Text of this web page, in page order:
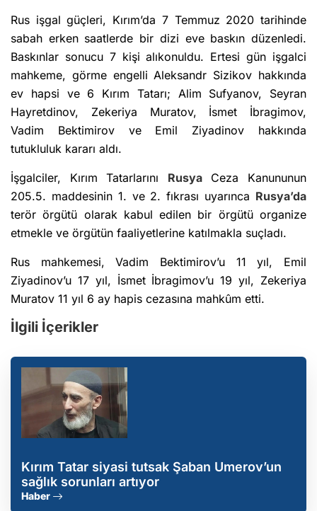
Rus işgal güçleri, Kırım’da 7 Temmuz 2020 tarihinde
sabah erken saatlerde bir dizi eve baskın düzenledi.
Baskınlar sonucu 7 kişi alıkonuldu. Ertesi gün işgalci
mahkeme, görme engelli Aleksandr Sizikov hakkında
ev hapsi ve 6 Kırım Tatarı; Alim Sufyanov, Seyran
Hayretdinov, Zekeriya Muratov, İsmet İbragimov,
Vadim Bektimirov ve Emil Ziyadinov hakkında
tutukluluk kararı aldı.
İşgalciler, Kırım Tatarlarını RusyaCeza Kanununun
205.5. maddesinin 1. ve 2. fıkrası uyarınca Rusya’da
terör örgütü olarak kabul edilen bir örgütü organize
etmekle ve örgütün faaliyetlerine katılmakla suçladı.
Rus mahkemesi, Vadim Bektimirov’u 11 yıl, Emil
Ziyadinov’u 17 yıl, İsmet İbragimov’u 19 yıl, Zekeriya
Muratov 11 yıl 6 ay hapis cezasına mahkûm etti.
İlgili İçerikler
Kırım Tatar siyasi tutsak Şaban Umerov’un
sağlık sorunları artıyor
Haber